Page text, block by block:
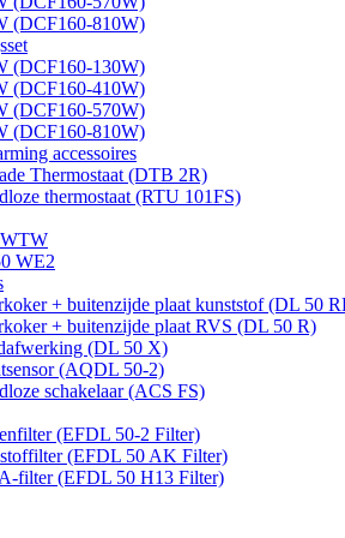
(DCF160-810W)
(DCF160-130W)
(DCF160-410W)
(DCF160-570W)
(DCF160-810W)
accessoires
Thermostaat (DTB 2R)
thermostaat (RTU 101FS)
WE2
+ buitenzijde plaat kunststof (DL 50
+ buitenzijde plaat RVS (DL 50 R)
(DL 50 X)
(AQDL 50-2)
schakelaar (ACS FS)
(EFDL 50-2 Filter)
(EFDL 50 AK Filter)
filter (EFDL 50 H13 Filter)